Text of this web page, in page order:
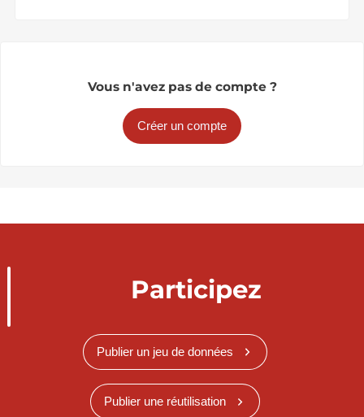
Vous n'avez pas de compte ?
Créer un compte
Participez
Publier un jeu de données
Publier une réutilisation